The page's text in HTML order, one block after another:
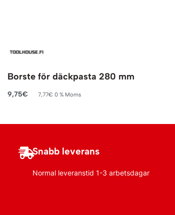
Borste för däckpasta 280 mm
9,75€ 7,77€ 0 % Moms
Snabb leverans
Normal leveranstid 1-3 arbetsdagar